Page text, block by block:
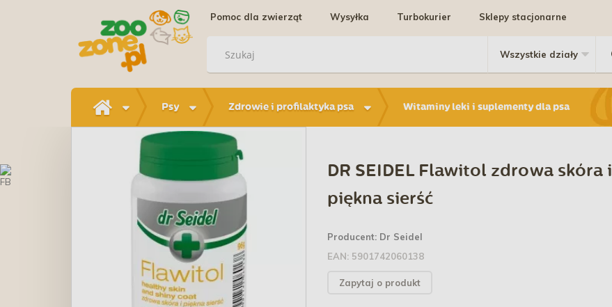
Pomoc dla zwierząt Wysyłka Turbokurier Sklepy stacjonarne
Psy Zdrowie i profilaktyka psa Witaminy leki i suplementy dla psa
DR SEIDEL Flawitol zdrowa skóra i
piękna sierść
Producent: Dr Seidel
EAN: 5901742060138
Zapytaj o produkt